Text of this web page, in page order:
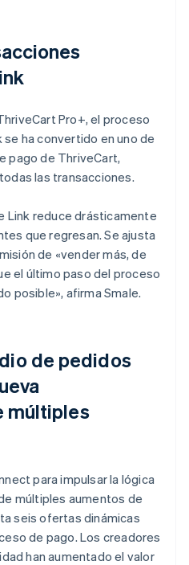
Pro+, el proceso
ha convertido en uno de
pago de ThriveCart,
las transacciones.
Link reduce drásticamente
que regresan. Se ajusta
de «vender más, de
el último paso del proceso
posible», afirma Smale.
de pedidos
múltiples
para impulsar la lógica
múltiples aumentos de
seis ofertas dinámicas
de pago. Los creadores
han aumentado el valor